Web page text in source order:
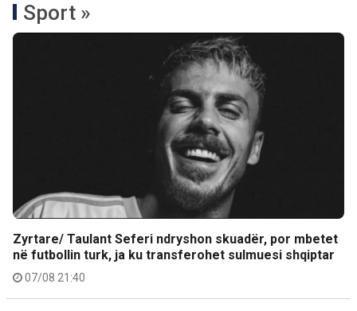
Sport »
Zyrtare/ Taulant Seferi ndryshon skuadër, por mbetet
në futbollin turk, ja ku transferohet sulmuesi shqiptar
07/08 21:40